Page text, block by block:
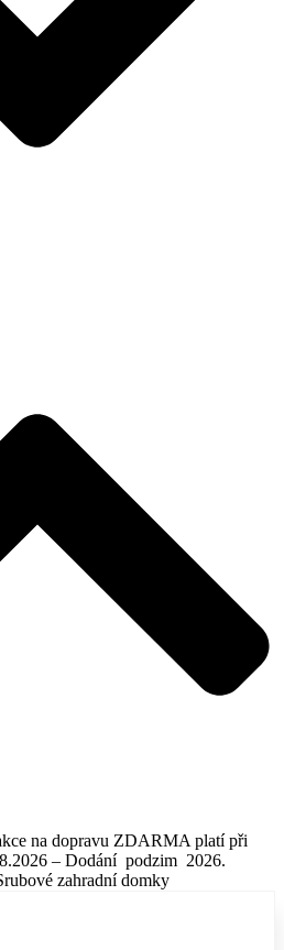
na dopravu ZDARMA platí při
– Dodání podzim 2026.
zahradní domky